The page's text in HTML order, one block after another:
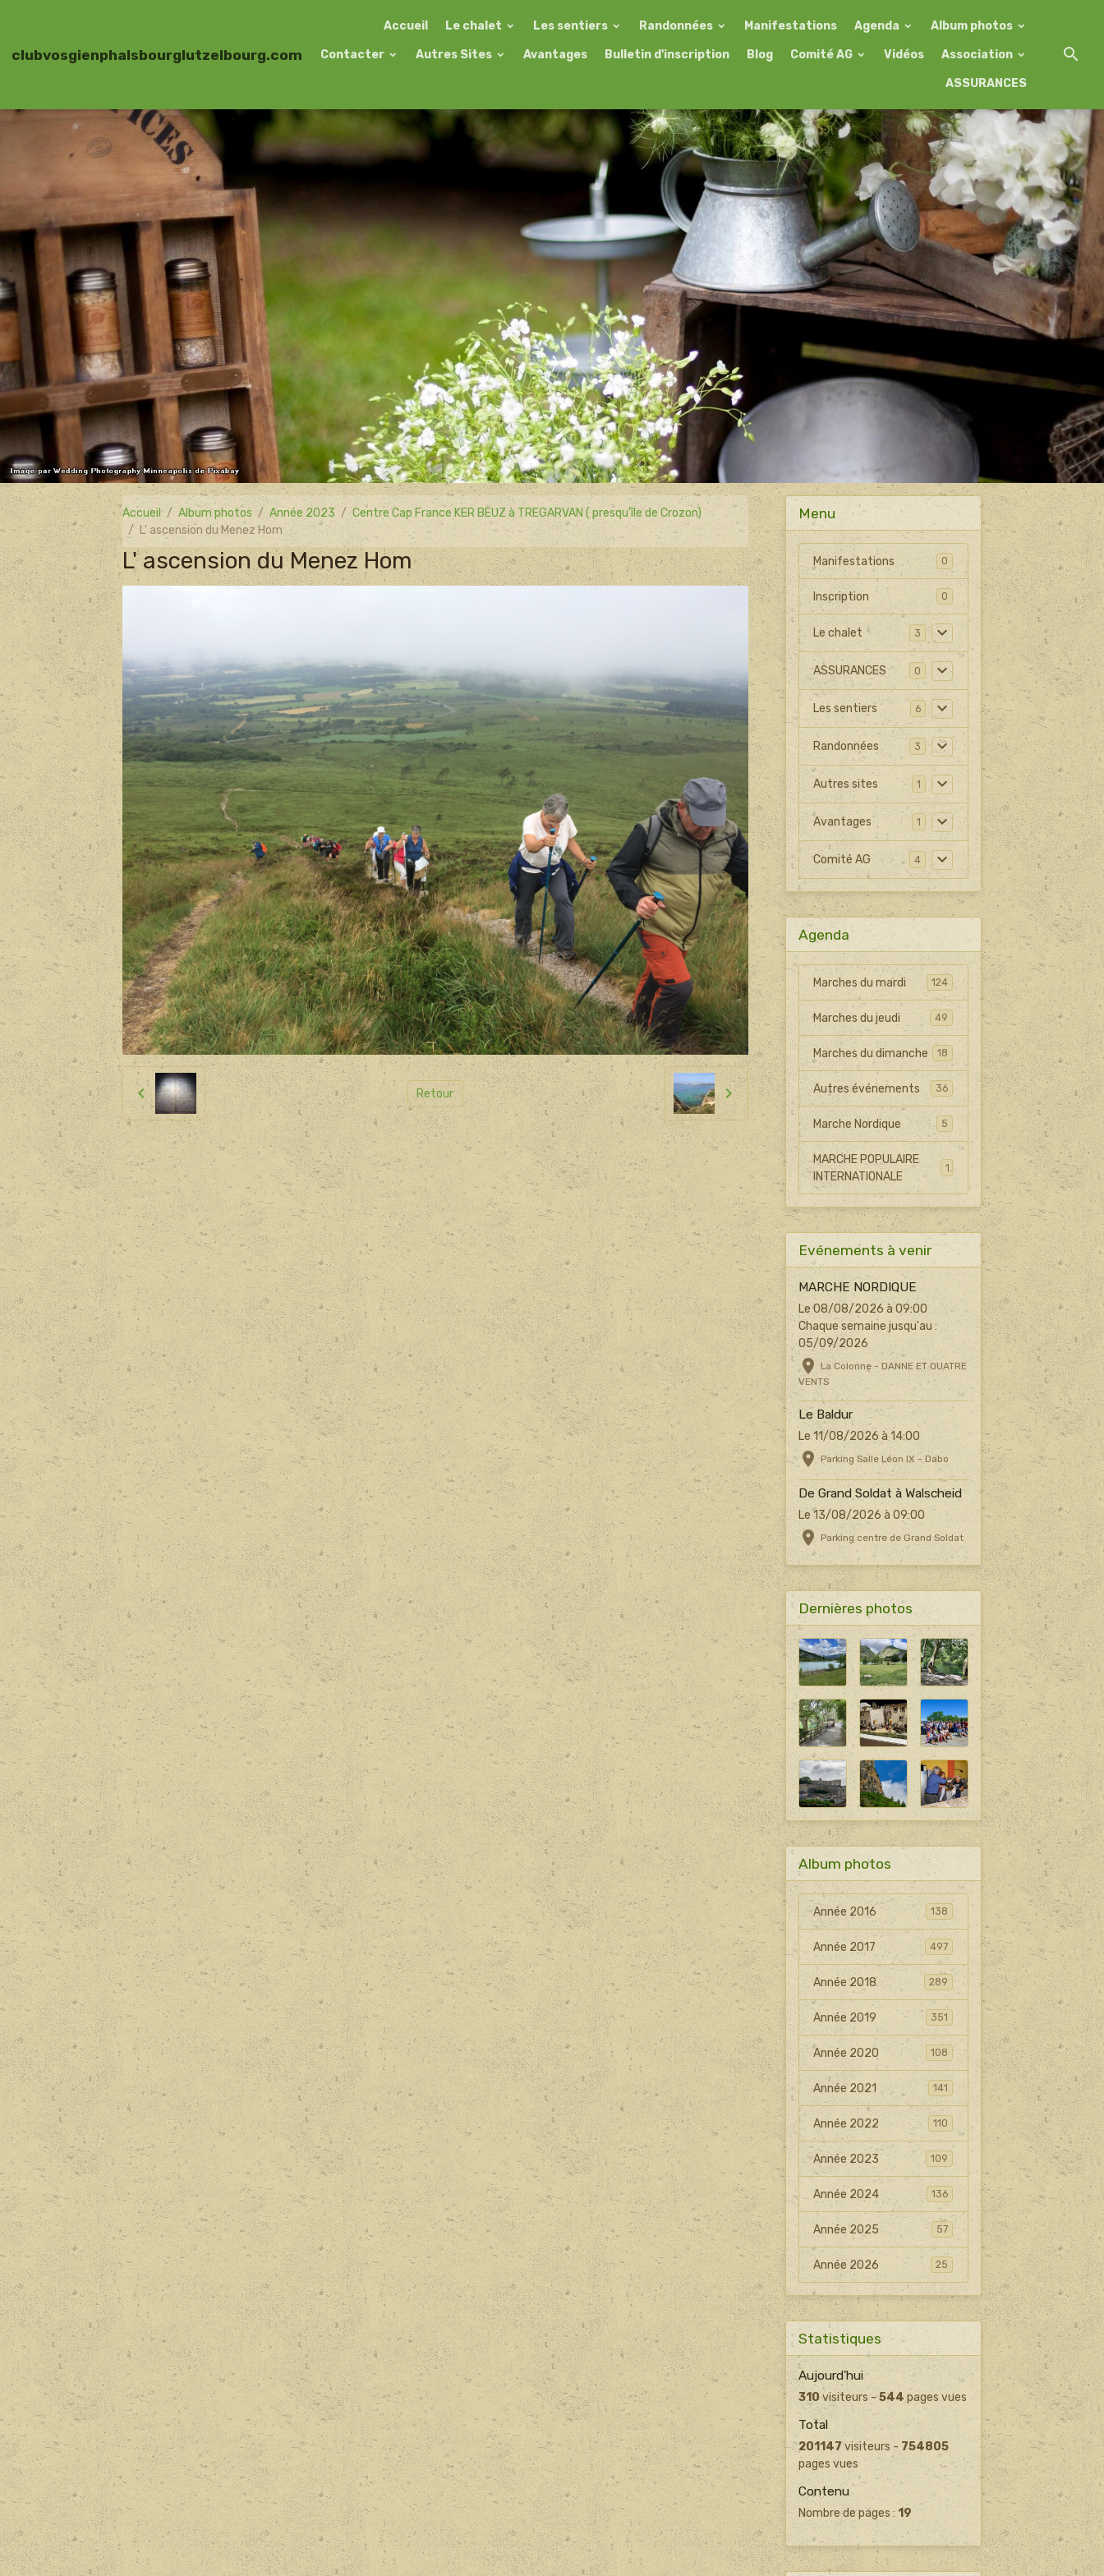
clubvosgienphalsbourglutzelbourg.com
Accueil Le chalet Les sentiers Randonnées Manifestations Agenda Album photos
Contacter Autres Sites Avantages Bulletin d'inscription Blog Comité AG Vidéos Association
ASSURANCES
Accueil Album photos Année 2023
Centre Cap France KER BEUZ à TREGARVAN ( presqu'île de Crozon)
L' ascension du Menez Hom
L' ascension du Menez Hom
Retour
Menu
Manifestations 0
Inscription 0
Le chalet 3
ASSURANCES 0
Les sentiers 6
Randonnées 3
Autres sites 1
Avantages 1
Comité AG 4
Agenda
Marches du mardi 124
Marches du jeudi 49
Marches du dimanche 18
Autres événements 36
Marche Nordique 5
MARCHE POPULAIRE
INTERNATIONALE
Evénements à venir
MARCHE NORDIQUE
Le 08/08/2026 à 09:00
Chaque semaine jusqu'au :
05/09/2026
La Colonne - DANNE ET QUATRE
VENTS
Le Baldur
Le 11/08/2026 à 14:00
Parking Salle Léon IX - Dabo
De Grand Soldat à Walscheid
Le 13/08/2026 à 09:00
Parking centre de Grand Soldat
Dernières photos
Album photos
Année 2016 138
Année 2017 497
Année 2018 289
Année 2019 351
Année 2020 108
Année 2021 141
Année 2022 110
Année 2023 109
Année 2024 136
Année 2025 57
Année 2026 25
Statistiques
Aujourd'hui
310visiteurs -544 pages vues
Total
201147visiteurs - 754805
pages vues
Contenu
Nombre de pages : 19